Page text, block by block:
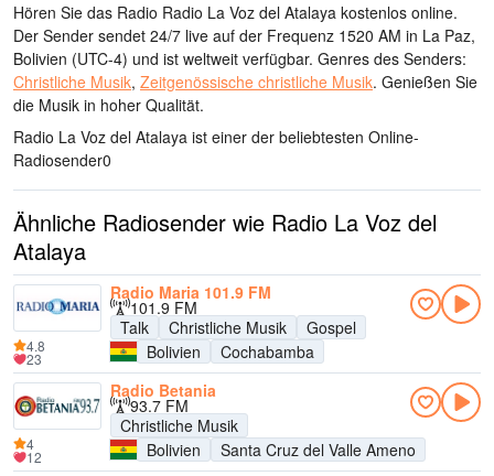
Hören Sie das Radio Radio La Voz del Atalaya kostenlos online.
Der Sender sendet 24/7 live auf der Frequenz 1520 AM in La Paz,
Bolivien (UTC-4) und ist weltweit verfügbar. Genres des Senders:
Christliche Musik, Zeitgenössische christliche Musik. Genießen Sie
die Musik in hoher Qualität.
Radio La Voz del Atalaya ist einer der beliebtesten Online-
Radiosender0
Ähnliche Radiosender wie Radio La Voz del
Atalaya
Radio Maria 101.9 FM
101.9 FM
Talk
Christliche Musik
Gospel
Bolivien
Cochabamba
4.8
23
Radio Betania
93.7 FM
Christliche Musik
Bolivien
Santa Cruz del Valle Ameno
4
12